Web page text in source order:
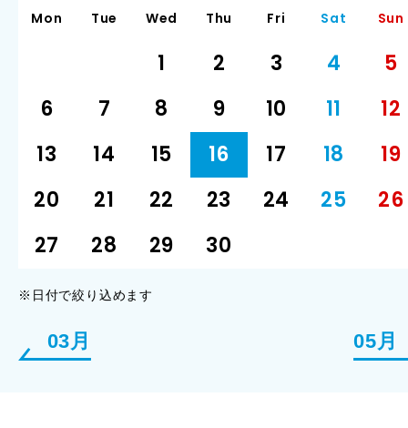
03月
Mon Tue Wed Thu Fri Sat Sun
1 2 3 4
5
6
7 8 9 10 11
12
13
14 15 16 17 18
19
20
21 22 23 24 25
26
27
28 29 30
※日付で絞り込めます
05月